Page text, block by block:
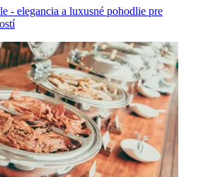
- elegancia a luxusné pohodlie pre